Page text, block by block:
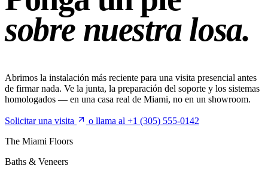
sobre nuestra losa.
Abrimos la instalación más reciente para una visita presencial antes
de firmar nada. Ve la junta, la preparación del soporte y los sistemas
homologados — en una casa real de Miami, no en un showroom.
Solicitar una visita
o llama al +1 (305) 555-0142
The Miami Floors
Baths & Veneers